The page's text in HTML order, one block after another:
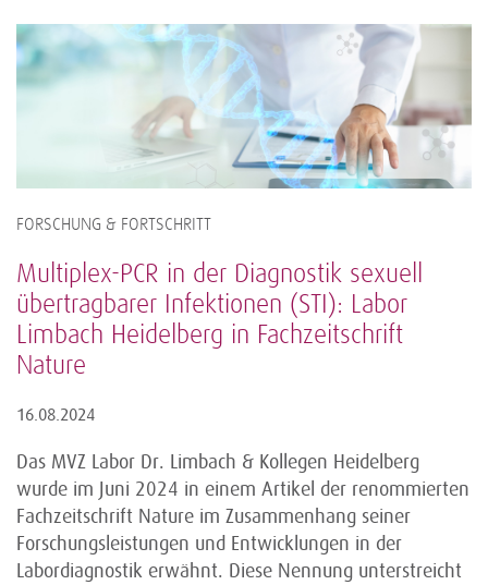
FORSCHUNG & FORTSCHRITT
Multiplex-PCR in der Diagnostik sexuell
übertragbarer Infektionen (STI): Labor
Limbach Heidelberg in Fachzeitschrift
Nature
16.08.2024
Das MVZ Labor Dr. Limbach & Kollegen Heidelberg
wurde im Juni 2024 in einem Artikel der renommierten
Fachzeitschrift Nature im Zusammenhang seiner
Forschungsleistungen und Entwicklungen in der
Labordiagnostik erwähnt. Diese Nennung unterstreicht